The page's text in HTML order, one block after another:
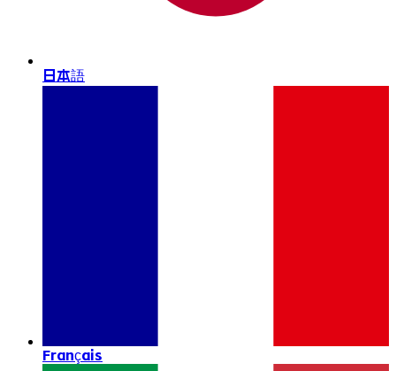
日本語
Français